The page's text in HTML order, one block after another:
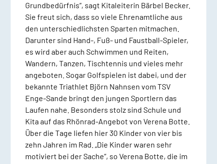
Grundbedürfnis“, sagt Kitaleiterin Bärbel Becker.
Sie freut sich, dass so viele Ehrenamtliche aus
den unterschiedlichsten Sparten mitmachen.
Darunter sind Hand-, Fuß- und Faustball-Spieler,
es wird aber auch Schwimmen und Reiten,
Wandern, Tanzen, Tischtennis und vieles mehr
angeboten. Sogar Golfspielen ist dabei, und der
bekannte Triathlet Björn Nahnsen vom TSV
Enge-Sande bringt den jungen Sportlern das
Laufen nahe. Besonders stolz sind Schule und
Kita auf das Rhönrad-Angebot von Verena Botte.
Über die Tage liefen hier 30 Kinder von vier bis
zehn Jahren im Rad. „Die Kinder waren sehr
motiviert bei der Sache“, so Verena Botte, die im